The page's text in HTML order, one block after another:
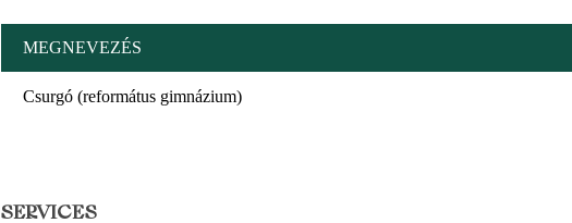
MEGNEVEZÉS
Csurgó (református gimnázium)
SERVICES